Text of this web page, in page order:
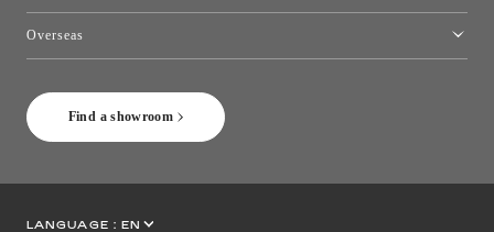
Find a showroom
Overseas
LANGUAGE : EN